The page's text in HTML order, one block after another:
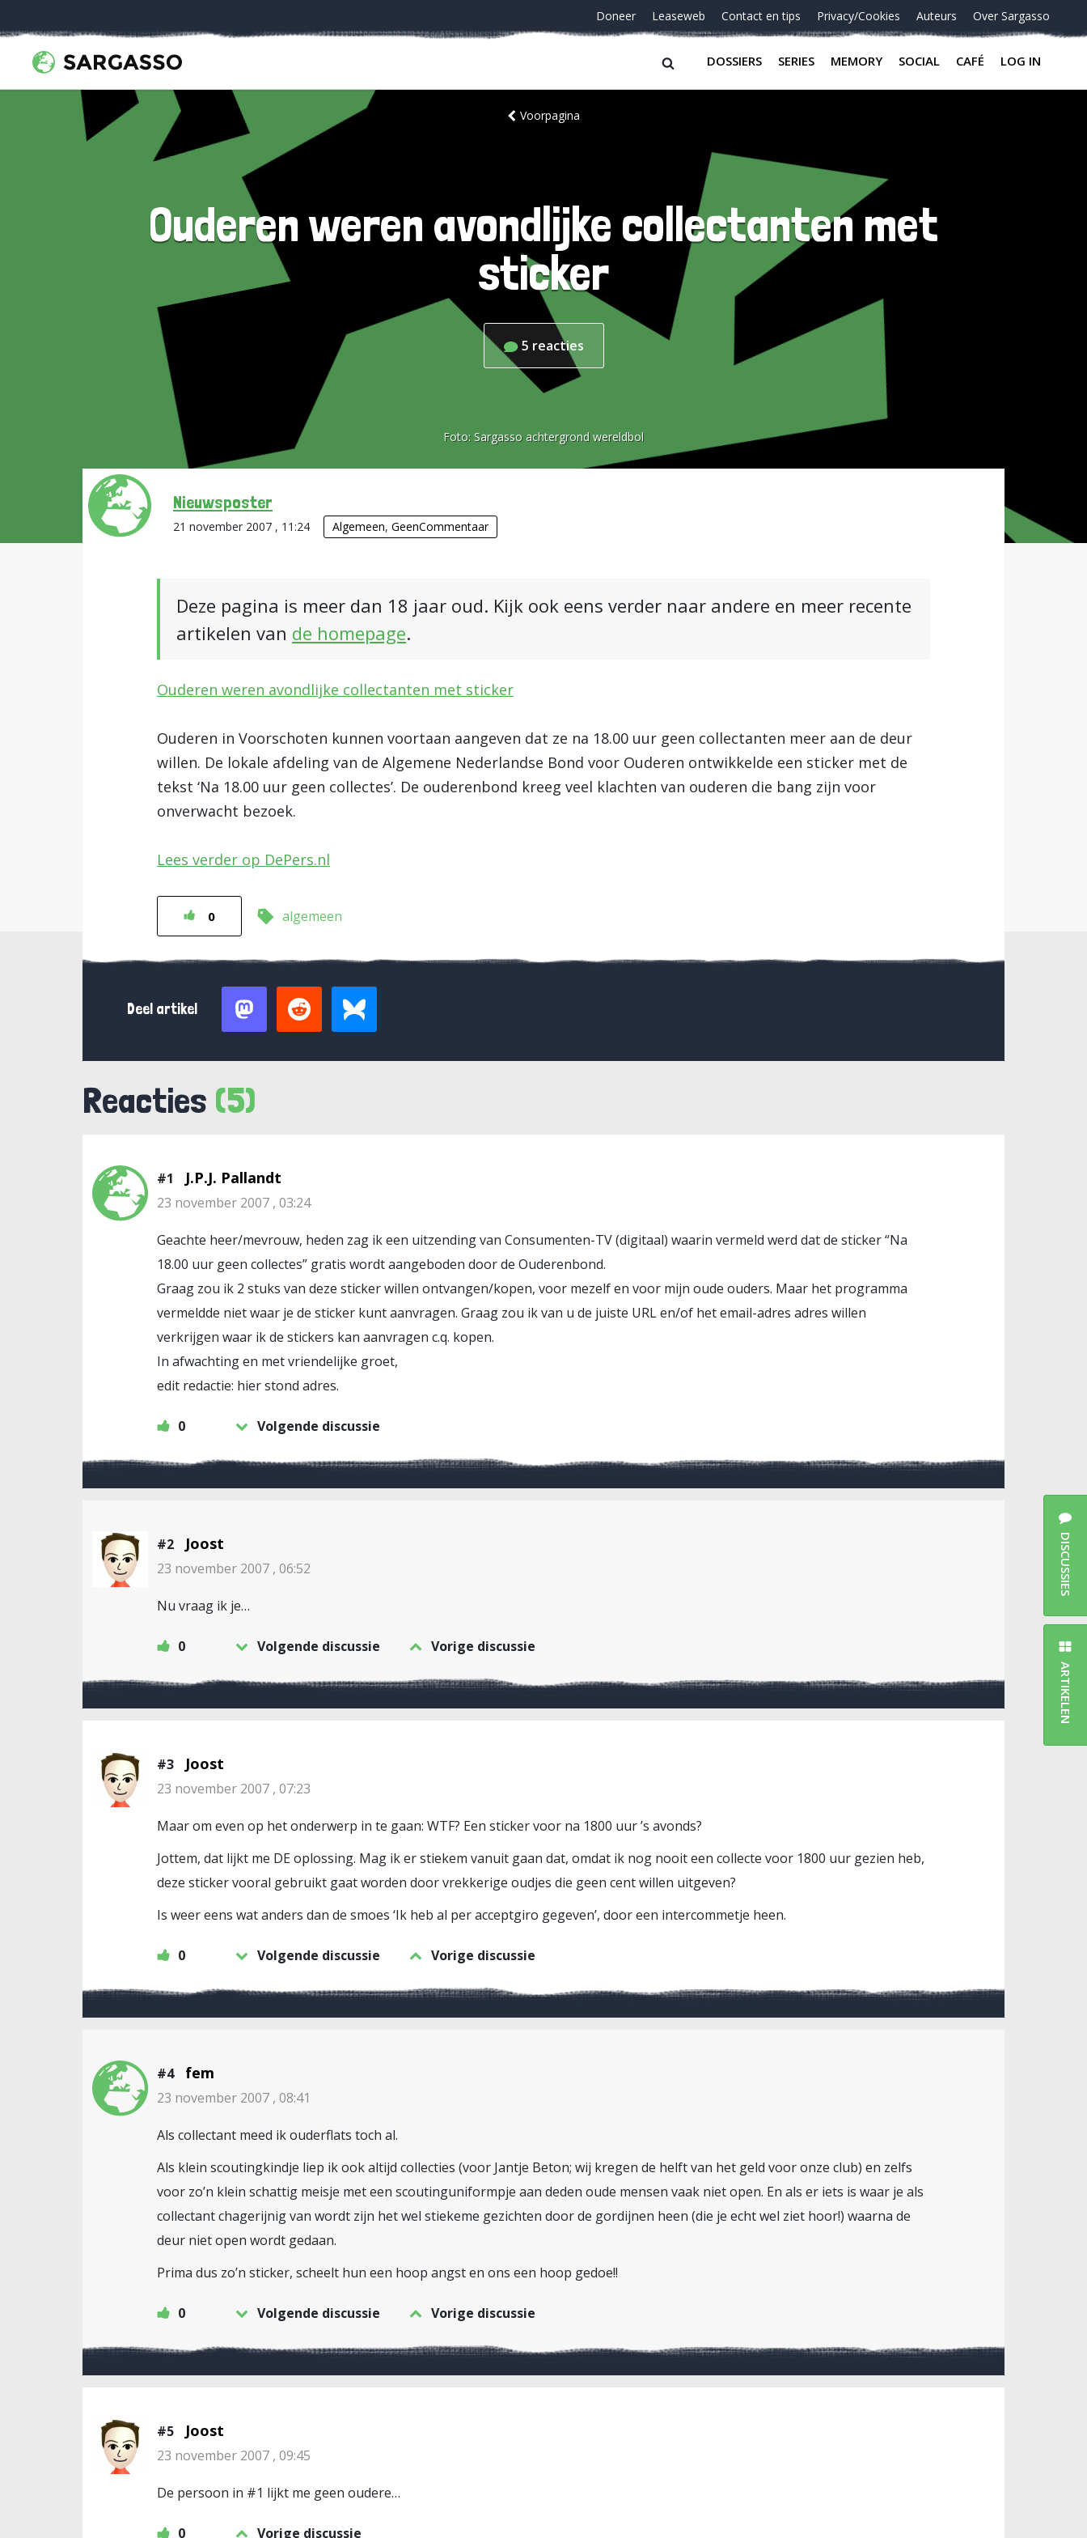
Doneer Leaseweb Contact en tips Privacy/Cookies Auteurs Over Sargasso
DOSSIERS SERIES MEMORY SOCIAL CAFÉ LOG IN
Voorpagina
Ouderen weren avondlijke collectanten met
sticker
5 reacties
Foto: Sargasso achtergrond wereldbol
Nieuwsposter
21 november 2007 , 11:24 Algemeen, GeenCommentaar
Deze pagina is meer dan 18 jaar oud. Kijk ook eens verder naar andere en meer recente
artikelen van de homepage.
Ouderen weren avondlijke collectanten met sticker
Ouderen in Voorschoten kunnen voortaan aangeven dat ze na 18.00 uur geen collectanten meer aan de deur
willen. De lokale afdeling van de Algemene Nederlandse Bond voor Ouderen ontwikkelde een sticker met de
tekst ‘Na 18.00 uur geen collectes’. De ouderenbond kreeg veel klachten van ouderen die bang zijn voor
onverwacht bezoek.
Lees verder op DePers.nl
0 algemeen
Deel artikel
Reacties (5)
#1 J.P.J. Pallandt
23 november 2007 , 03:24
Geachte heer/mevrouw, heden zag ik een uitzending van Consumenten-TV (digitaal) waarin vermeld werd dat de sticker “Na
18.00 uur geen collectes” gratis wordt aangeboden door de Ouderenbond.
Graag zou ik 2 stuks van deze sticker willen ontvangen/kopen, voor mezelf en voor mijn oude ouders. Maar het programma
vermeldde niet waar je de sticker kunt aanvragen. Graag zou ik van u de juiste URL en/of het email-adres adres willen
verkrijgen waar ik de stickers kan aanvragen c.q. kopen.
In afwachting en met vriendelijke groet,
edit redactie: hier stond adres.
0 Volgende discussie
#2 Joost
23 november 2007 , 06:52
Nu vraag ik je…
0 Volgende discussie Vorige discussie
#3 Joost
23 november 2007 , 07:23
Maar om even op het onderwerp in te gaan: WTF? Een sticker voor na 1800 uur ’s avonds?
Jottem, dat lijkt me DE oplossing. Mag ik er stiekem vanuit gaan dat, omdat ik nog nooit een collecte voor 1800 uur gezien heb,
deze sticker vooral gebruikt gaat worden door vrekkerige oudjes die geen cent willen uitgeven?
Is weer eens wat anders dan de smoes ‘Ik heb al per acceptgiro gegeven’, door een intercommetje heen.
0 Volgende discussie Vorige discussie
#4 fem
23 november 2007 , 08:41
Als collectant meed ik ouderflats toch al.
Als klein scoutingkindje liep ik ook altijd collecties (voor Jantje Beton; wij kregen de helft van het geld voor onze club) en zelfs
voor zo’n klein schattig meisje met een scoutinguniformpje aan deden oude mensen vaak niet open. En als er iets is waar je als
collectant chagerijnig van wordt zijn het wel stiekeme gezichten door de gordijnen heen (die je echt wel ziet hoor!) waarna de
deur niet open wordt gedaan.
Prima dus zo’n sticker, scheelt hun een hoop angst en ons een hoop gedoe!!
0 Volgende discussie Vorige discussie
#5 Joost
23 november 2007 , 09:45
De persoon in #1 lijkt me geen oudere…
0 Vorige discussie
DISCUSSIES
ARTIKELEN